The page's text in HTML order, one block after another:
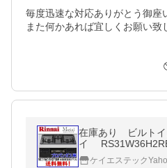
毎度迅速な対応ありがとう御座
また何かあれば宜しくお願い致
在庫あり ビルト
イ
タルトップ 水無し
ケイエステック